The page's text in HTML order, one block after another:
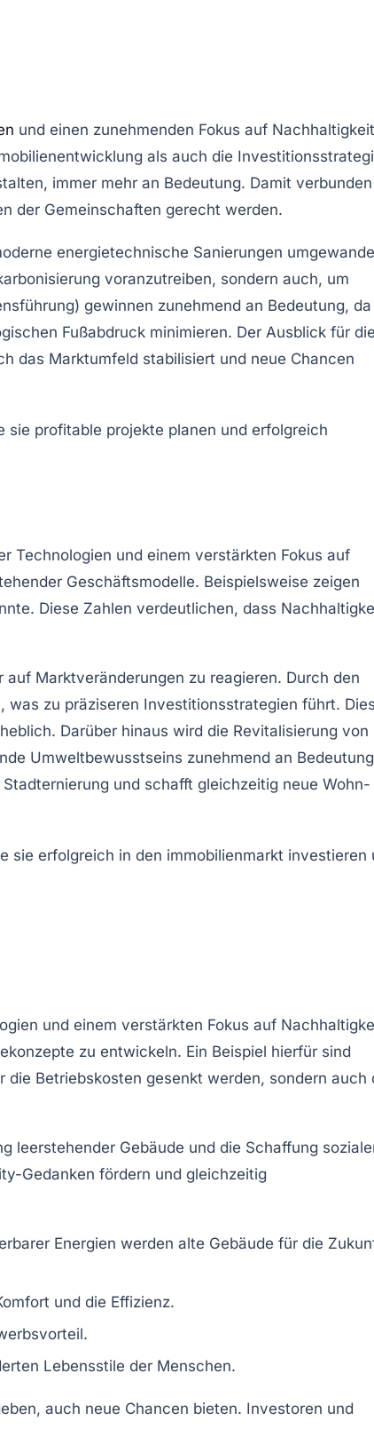
und einen zunehmenden Fokus auf Nachhaltigkeit
als auch die
immer mehr an Bedeutung. Damit verbunden
der Gemeinschaften gerecht werden.
energietechnische Sanierungen
voranzutreiben, sondern auch, um
gewinnen zunehmend an Bedeutung, da
Fußabdruck minimieren. Der Ausblick für
das Marktumfeld stabilisiert und neue Chancen
Technologien und einem verstärkten Fokus auf
Geschäftsmodelle. Beispielsweise zeigen
Diese Zahlen verdeutlichen, dass
Marktveränderungen zu reagieren. Durch den
was zu präziseren Investitionsstrategien führt.
Darüber hinaus wird die Revitalisierung von
Umweltbewusstseins zunehmend an Bedeutung
und schafft gleichzeitig neue Wohn-
und einem verstärkten Fokus auf
zu entwickeln. Ein Beispiel hierfür sind
Betriebskosten gesenkt werden, sondern auch
leerstehender Gebäude und die Schaffung
Gedanken fördern und gleichzeitig
Energien werden alte Gebäude für die
und die Effizienz.
Lebensstile der Menschen.
auch neue Chancen bieten. Investoren und